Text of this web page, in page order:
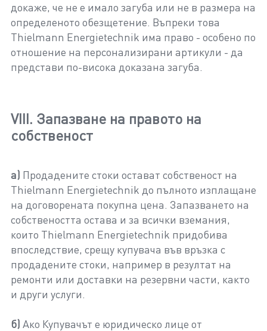
докаже, че не е имало загуба или не в размера на
определеното обезщетение. Въпреки това
Thielmann Energietechnik има право - особено по
отношение на персонализирани артикули - да
представи по-висока доказана загуба.
VIII. Запазване на правото на
собственост
а) Продадените стоки остават собственост на
Thielmann Energietechnik до пълното изплащане
на договорената покупна цена. Запазването на
собствеността остава и за всички вземания,
които Thielmann Energietechnik придобива
впоследствие, срещу купувача във връзка с
продадените стоки, например в резултат на
ремонти или доставки на резервни части, както
и други услуги.
б) Ако Купувачът е юридическо лице от